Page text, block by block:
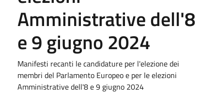
Amministrative dell'8
e 9 giugno 2024
Manifesti recanti le candidature per l'elezione dei
membri del Parlamento Europeo e per le elezioni
Amministrative dell'8 e 9 giugno 2024